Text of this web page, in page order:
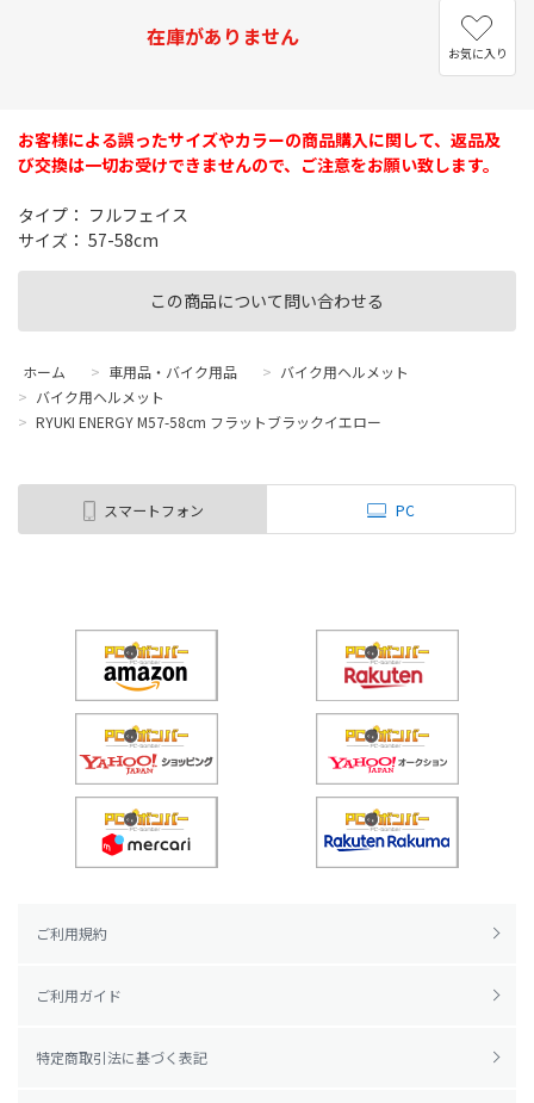
この商品について問い合わせる
在庫がありません
お気に入り
お客様による誤ったサイズやカラーの商品購入に関して、返品及
び交換は一切お受けできませんので、ご注意をお願い致します。
タイプ： フルフェイス
サイズ： 57-58cm
ホーム > 車用品・バイク用品 > バイク用ヘルメット
> バイク用ヘルメット
> RYUKI ENERGY M57-58cm フラットブラックイエロー
スマートフォン PC
ご利用規約
ご利用ガイド
特定商取引法に基づく表記